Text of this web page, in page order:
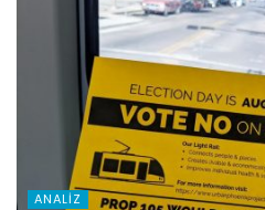
ANALIZ